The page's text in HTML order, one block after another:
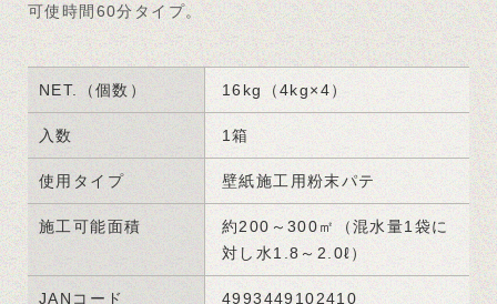
可使時間60分タイプ。
NET.（個数） 16kg（4kg×4）
入数 1箱
使用タイプ 壁紙施工用粉末パテ
施工可能面積
約200～300㎡（混水量1袋に
対し水1.8～2.0ℓ）
JANコード 4993449102410